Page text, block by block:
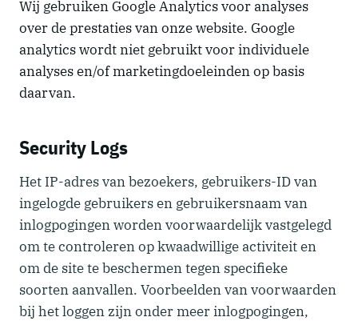
Wij gebruiken Google Analytics voor analyses
over de prestaties van onze website. Google
analytics wordt niet gebruikt voor individuele
analyses en/of marketingdoeleinden op basis
daarvan.
Security Logs
Het IP-adres van bezoekers, gebruikers-ID van
ingelogde gebruikers en gebruikersnaam van
inlogpogingen worden voorwaardelijk vastgelegd
om te controleren op kwaadwillige activiteit en
om de site te beschermen tegen specifieke
soorten aanvallen. Voorbeelden van voorwaarden
bij het loggen zijn onder meer inlogpogingen,